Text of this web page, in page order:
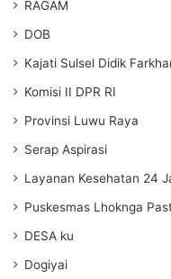
RAGAM
DOB
Kajati Sulsel Didik
Komisi II DPR RI
Provinsi Luwu Raya
Serap Aspirasi
Layanan Kesehatan 24
Puskesmas Lhoknga
DESA ku
Dogiyai